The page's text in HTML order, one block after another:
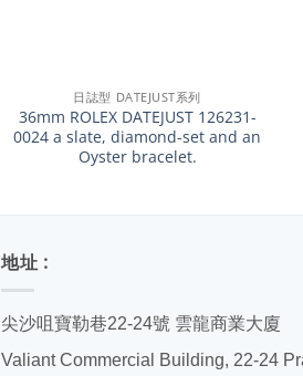
日誌型 DATEJUST系列
36mm ROLEX DATEJUST 126231-
0024 a slate, diamond-set and an
Oyster bracelet.
地址 :
尖沙咀寶勒巷22-24號 雲龍商業大廈
Valiant Commercial Building, 22-24